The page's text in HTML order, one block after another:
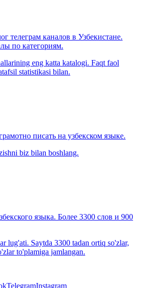
телеграм каналов в Узбекистане.
по категориям.
eng katta katalogi. Faqt faol
statistikasi bilan.
писать на узбекском языке.
biz bilan boshlang.
языка. Более 3300 слов и 900
lug'ati. Saytda 3300 tadan ortiq so'zlar,
to'plamiga jamlangan.
TelegramInstagram